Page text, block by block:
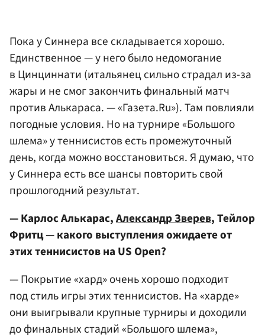
Пока у Синнера все складывается хорошо.
Единственное — у него было недомогание
в Цинциннати (итальянец сильно страдал из-за
жары и не смог закончить финальный матч
против Алькараса. — «Газета.Ru»). Там повлияли
погодные условия. Но на турнире «Большого
шлема» у теннисистов есть промежуточный
день, когда можно восстановиться. Я думаю, что
у Синнера есть все шансы повторить свой
прошлогодний результат.
— Карлос Алькарас,Александр Зверев, Тейлор
Фритц — какого выступления ожидаете от
этих теннисистов на US Open?
— Покрытие «хард» очень хорошо подходит
под стиль игры этих теннисистов. На «харде»
они выигрывали крупные турниры и доходили
до финальных стадий «Большого шлема»,